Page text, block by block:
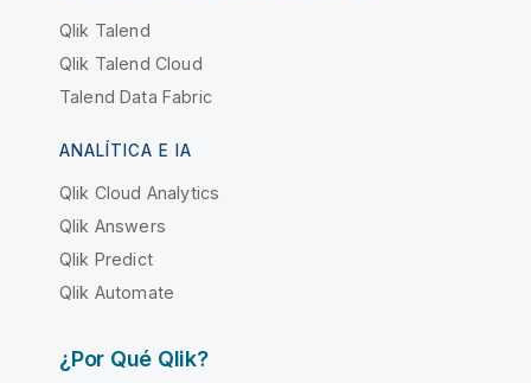
Qlik Talend
Qlik Talend Cloud
Talend Data Fabric
ANALÍTICA E IA
Qlik Cloud Analytics
Qlik Answers
Qlik Predict
Qlik Automate
¿Por Qué Qlik?